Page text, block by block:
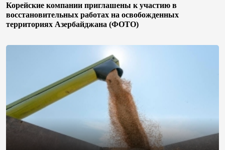
Корейские компании приглашены к участию в
восстановительных работах на освобожденных
территориях Азербайджана (ФОТО)